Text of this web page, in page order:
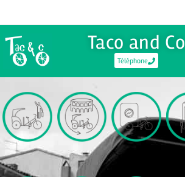
Taco and Co
Téléphone